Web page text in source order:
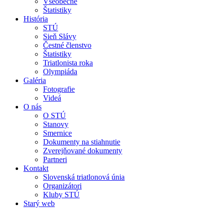
Štatistiky
História
STÚ
Sieň Slávy
Čestné členstvo
Štatistiky
Triatlonista roka
Olympiáda
Galéria
Fotografie
Videá
O nás
O STÚ
Stanovy
Smernice
Dokumenty na stiahnutie
Zverejňované dokumenty
Partneri
Kontakt
Slovenská triatlonová únia
Organizátori
Kluby STÚ
Starý web